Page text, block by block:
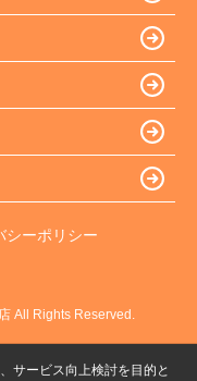
シーポリシー
All Rights Reserved.
サービス向上検討を目的と